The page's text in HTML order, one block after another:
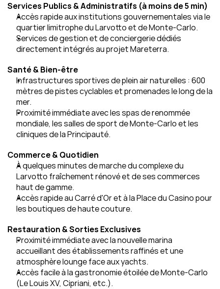
Services Publics & Administratifs (à moins de 5 min)
Accès rapide aux institutions gouvernementales via le
quartier limitrophe du Larvotto et de Monte-Carlo.
Services de gestion et de conciergerie dédiés
directement intégrés au projet Mareterra.
Santé & Bien‑être
Infrastructures sportives de plein air naturelles : 600
mètres de pistes cyclables et promenades le long de la
mer.
Proximité immédiate avec les spas de renommée
mondiale, les salles de sport de Monte-Carlo et les
cliniques de la Principauté.
Commerce & Quotidien
À quelques minutes de marche du complexe du
Larvotto fraîchement rénové et de ses commerces
haut de gamme.
Accès rapide au Carré d'Or et à la Place du Casino pour
les boutiques de haute couture.
Restauration & Sorties Exclusives
Proximité immédiate avec la nouvelle marina
accueillant des établissements raffinés et une
atmosphère lounge face aux yachts.
Accès facile à la gastronomie étoilée de Monte-Carlo
(Le Louis XV, Cipriani, etc.).